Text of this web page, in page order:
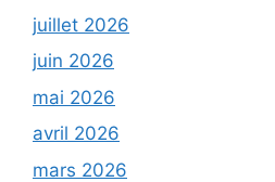
juillet 2026
juin 2026
mai 2026
avril 2026
mars 2026